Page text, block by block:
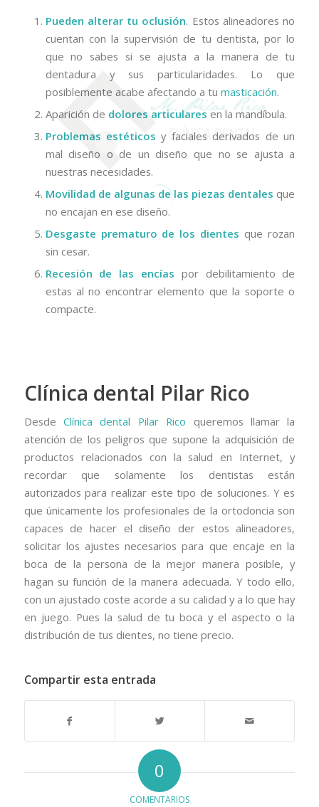
Pueden alterar tu oclusión. Estos alineadores no
cuentan con la supervisión de tu dentista, por lo
que no sabes si se ajusta a la manera de tu
dentadura y sus particularidades. Lo que
posiblemente acabe afectando a tu masticación.
Aparición de dolores articulares en la mandíbula.
Problemas estéticos y faciales derivados de un
mal diseño o de un diseño que no se ajusta a
nuestras necesidades.
Movilidad de algunas de las piezas dentales que
no encajan en ese diseño.
Desgaste prematuro de los dientes que rozan
sin cesar.
Recesión de las encías por debilitamiento de
estas al no encontrar elemento que la soporte o
compacte.
Clínica dental Pilar Rico
Desde Clínica dental Pilar Rico queremos llamar la
atención de los peligros que supone la adquisición de
productos relacionados con la salud en Internet, y
recordar que solamente los dentistas están
autorizados para realizar este tipo de soluciones. Y es
que únicamente los profesionales de la ortodoncia son
capaces de hacer el diseño der estos alineadores,
solicitar los ajustes necesarios para que encaje en la
boca de la persona de la mejor manera posible, y
hagan su función de la manera adecuada. Y todo ello,
con un ajustado coste acorde a su calidad y a lo que hay
en juego. Pues la salud de tu boca y el aspecto o la
distribución de tus dientes, no tiene precio.
Compartir esta entrada
0
COMENTARIOS